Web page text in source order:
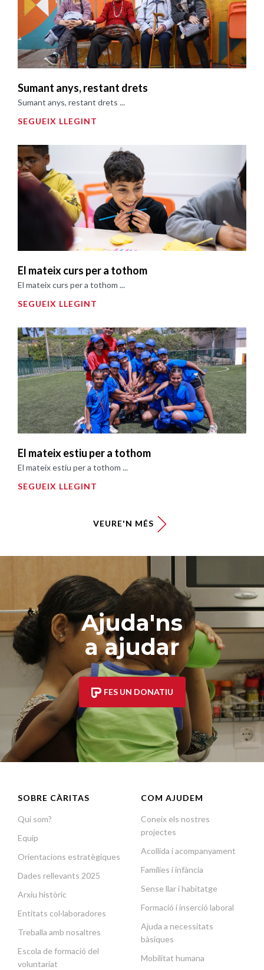
Sumant anys, restant drets
Sumant anys, restant drets ...
SEGUEIX LLEGINT
El mateix curs per a tothom
El mateix curs per a tothom ...
SEGUEIX LLEGINT
El mateix estiu per a tothom
El mateix estiu per a tothom ...
SEGUEIX LLEGINT
VEURE'N MÉS
Ajuda'ns
a ajudar
FES UN DONATIU
SOBRE CÀRITAS
Qui som?
Equip
Orientacions estratègiques
Dades rellevants 2025
Arxiu històric
Entitats col·laboradores
Treballa amb nosaltres
Escola de formació del
voluntariat
COM AJUDEM
Coneix els nostres
projectes
Acollida i acompanyament
Famílies i infància
Sense llar i habitatge
Formació i inserció laboral
Ajuda a necessitats
bàsiques
Mobilitat humana